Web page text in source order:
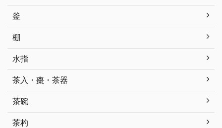
釜
棚
水指
茶入・棗・茶器
茶碗
茶杓